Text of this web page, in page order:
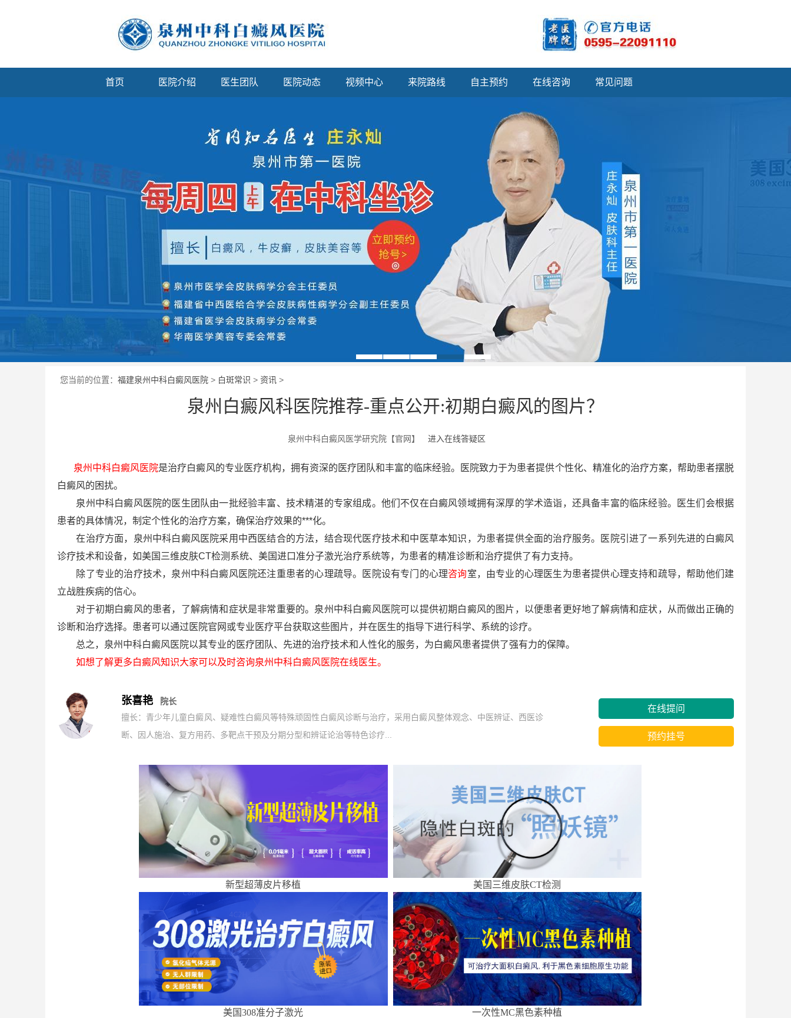
首页 医院介绍 医生团队 医院动态 视频中心 来院路线 自主预约 在线咨询 常见问题
您当前的位置： 福建泉州中科白癜风医院 > 白斑常识 > 资讯 >
泉州白癜风科医院推荐-重点公开:初期白癜风的图片？
泉州中科白癜风医学研究院【官网】 进入在线答疑区
泉州中科白癜风医院是治疗白癜风的专业医疗机构，拥有资深的医疗团队和丰富的临床经验。医院致力于为患者提供个性化、精准化的治疗方案，帮助患者摆脱
白癜风的困扰。
泉州中科白癜风医院的医生团队由一批经验丰富、技术精湛的专家组成。他们不仅在白癜风领域拥有深厚的学术造诣，还具备丰富的临床经验。医生们会根据
患者的具体情况，制定个性化的治疗方案，确保治疗效果的***化。
在治疗方面，泉州中科白癜风医院采用中西医结合的方法，结合现代医疗技术和中医草本知识，为患者提供全面的治疗服务。医院引进了一系列先进的白癜风
诊疗技术和设备，如美国三维皮肤CT检测系统、美国进口准分子激光治疗系统等，为患者的精准诊断和治疗提供了有力支持。
除了专业的治疗技术，泉州中科白癜风医院还注重患者的心理疏导。医院设有专门的心理咨询室，由专业的心理医生为患者提供心理支持和疏导，帮助他们建
立战胜疾病的信心。
对于初期白癜风的患者，了解病情和症状是非常重要的。泉州中科白癜风医院可以提供初期白癜风的图片，以便患者更好地了解病情和症状，从而做出正确的
诊断和治疗选择。患者可以通过医院官网或专业医疗平台获取这些图片，并在医生的指导下进行科学、系统的诊疗。
总之，泉州中科白癜风医院以其专业的医疗团队、先进的治疗技术和人性化的服务，为白癜风患者提供了强有力的保障。
如想了解更多白癜风知识大家可以及时咨询泉州中科白癜风医院在线医生。
张喜艳
院长
擅长：青少年儿童白癜风、疑难性白癜风等特殊顽固性白癜风诊断与治疗，采用白癜风整体观念、中医辨证、西医诊
断、因人施治、复方用药、多靶点干预及分期分型和辨证论治等特色诊疗...
在线提问
预约挂号
新型超薄皮片移植 美国三维皮肤CT检测
美国308准分子激光 一次性MC黑色素种植